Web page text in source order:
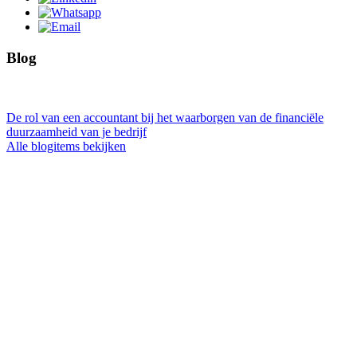
Blog
De rol van een accountant bij het waarborgen van de financiële
duurzaamheid van je bedrijf
Alle blogitems bekijken